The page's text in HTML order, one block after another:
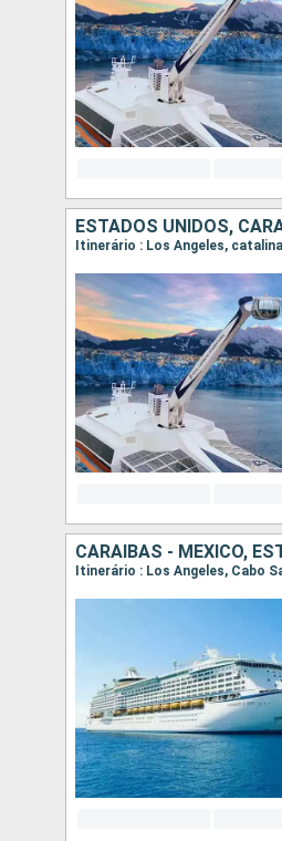
ESTADOS UNIDOS,
Itinerário : Los Angeles,
CARAIBAS - MEXICO,
Itinerário : Los Angeles, Cabo